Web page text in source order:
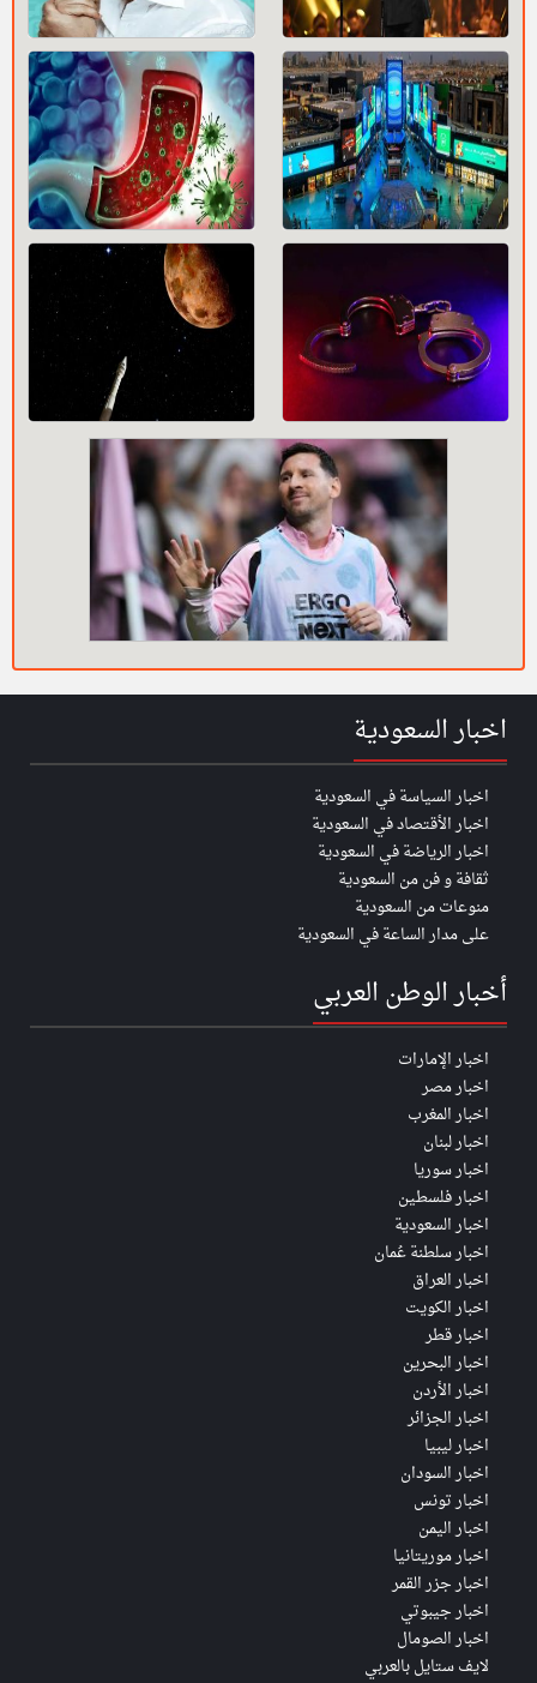
اخبار السعودية
اخبار السياسة في السعودية
اخبار الأقتصاد في السعودية
اخبار الرياضة في السعودية
ثقافة و فن من السعودية
منوعات من السعودية
على مدار الساعة في السعودية
أخبار الوطن العربي
اخبار الإمارات
اخبار مصر
اخبار المغرب
اخبار لبنان
اخبار سوريا
اخبار فلسطين
اخبار السعودية
اخبار سلطنة عُمان
اخبار العراق
اخبار الكويت
اخبار قطر
اخبار البحرين
اخبار الأردن
اخبار الجزائر
اخبار ليبيا
اخبار السودان
اخبار تونس
اخبار اليمن
اخبار موريتانيا
اخبار جزر القمر
اخبار جيبوتي
اخبار الصومال
لايف ستايل بالعربي